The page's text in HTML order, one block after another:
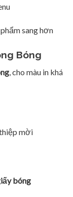
sang hơn
Bóng
, cho màu in khá
mời
bóng